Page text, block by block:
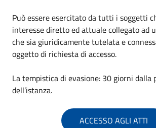
Può essere esercitato da tutti i soggetti
interesse diretto ed attuale collegato ad
che sia giuridicamente tutelata e
oggetto di richiesta di accesso.
La tempistica di evasione: 30 giorni dalla
dell’istanza.
ACCESSO AGLI ATTI